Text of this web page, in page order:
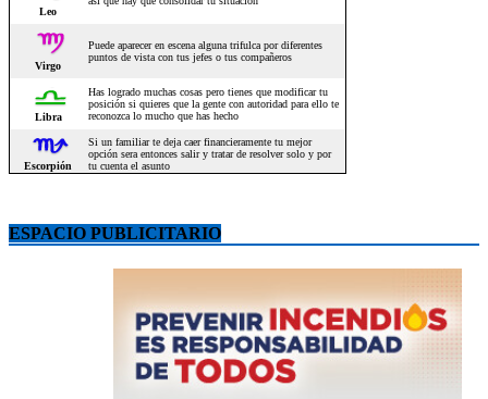
ESPACIO PUBLICITARIO